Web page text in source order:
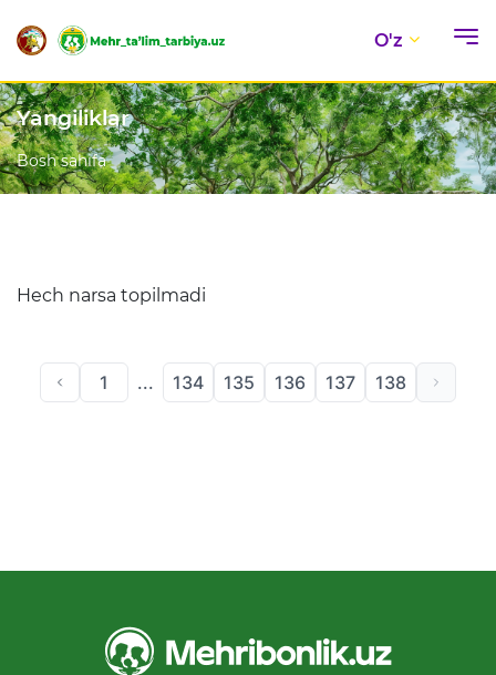
O'z
Yangiliklar
Bosh sahifa
Hech narsa topilmadi
1 ... 134 135 136 137 138